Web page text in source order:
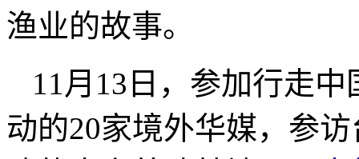
渔业的故事。
11月13日，参加行走
动的20家境外华媒，参